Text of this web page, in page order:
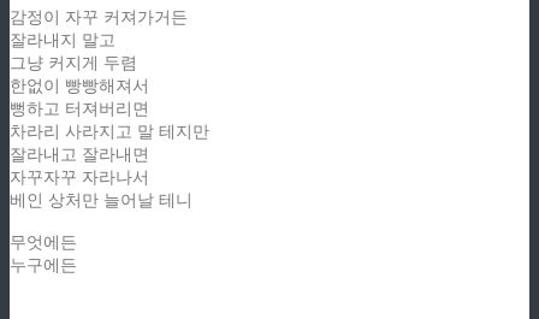
감정이 자꾸 커져가거든
잘라내지 말고
그냥 커지게 두렴
한없이 빵빵해져서
뻥하고 터져버리면
차라리 사라지고 말 테지만
잘라내고 잘라내면
자꾸자꾸 자라나서
베인 상처만 늘어날 테니
무엇에든
누구에든